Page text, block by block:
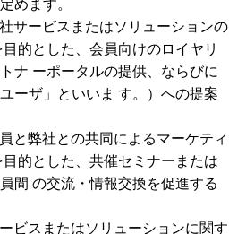
サービスまたはソリューションの
的とした、会員向けのロイヤリ
ナ ーポータルの提供、ならびに
ーザ」といいま す。）への提案
と弊社との共同によるマーケティ
的とした、共催セミナーまたは
間 の交流・情報交換を促進する
ビスまたはソリューションに関す